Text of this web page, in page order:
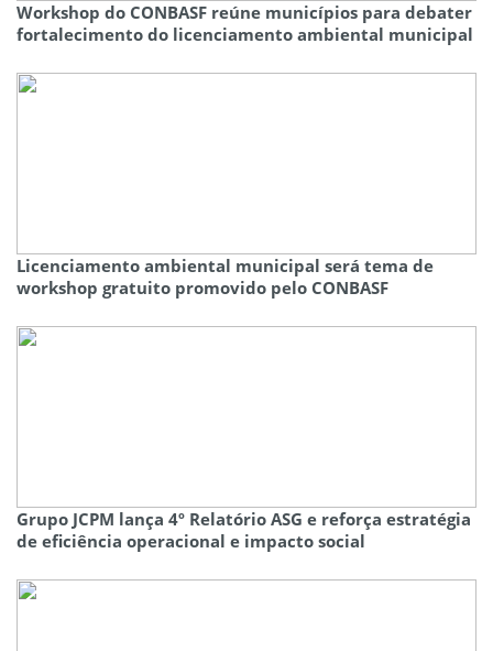
Workshop do CONBASF reúne municípios para debater
fortalecimento do licenciamento ambiental municipal
Licenciamento ambiental municipal será tema de
workshop gratuito promovido pelo CONBASF
Grupo JCPM lança 4º Relatório ASG e reforça estratégia
de eficiência operacional e impacto social